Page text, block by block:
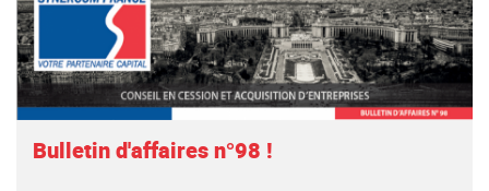
Bulletin d'affaires n°98 !